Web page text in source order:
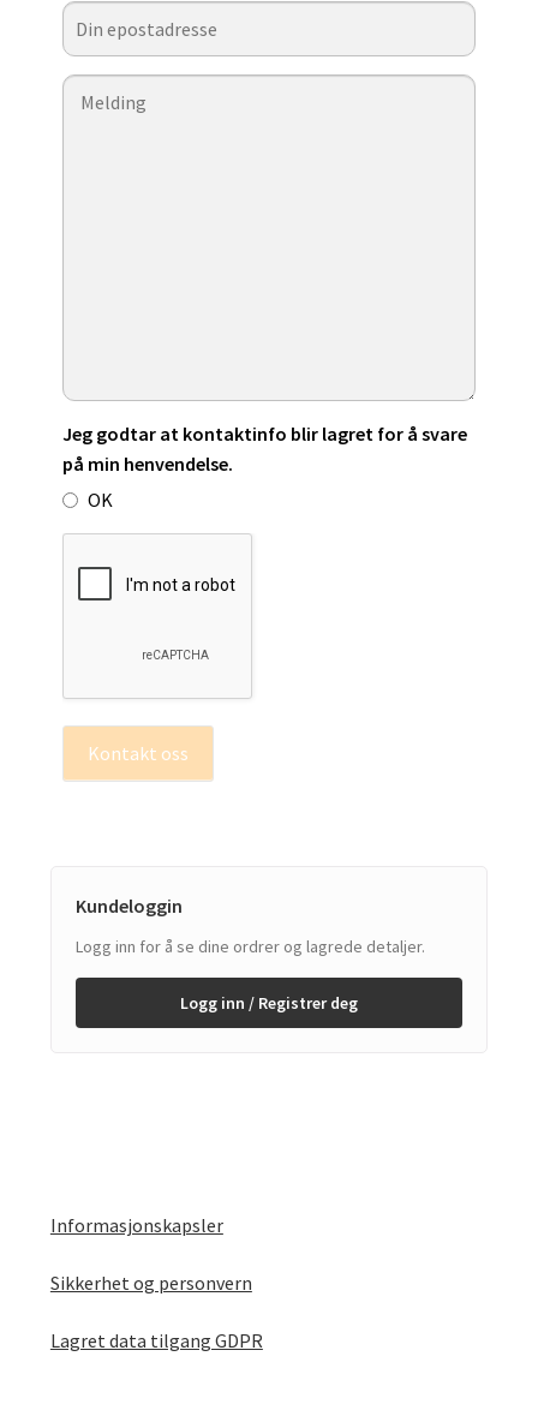
Jeg godtar at kontaktinfo blir lagret for å svare
på min henvendelse.
OK
Kontakt oss
Kundeloggin
Logg inn for å se dine ordrer og lagrede detaljer.
Logg inn / Registrer deg
Informasjonskapsler
Sikkerhet og personvern
Lagret data tilgang GDPR